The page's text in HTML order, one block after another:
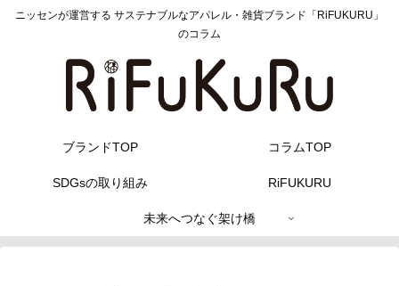
ニッセンが運営する サステナブルなアパレル・雑貨ブランド「RiFUKURU」
のコラム
ブランドTOP コラムTOP
SDGsの取り組み RiFUKURU
未来へつなぐ架け橋